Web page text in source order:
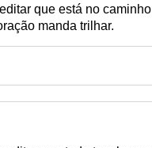
que está no
manda trilhar.